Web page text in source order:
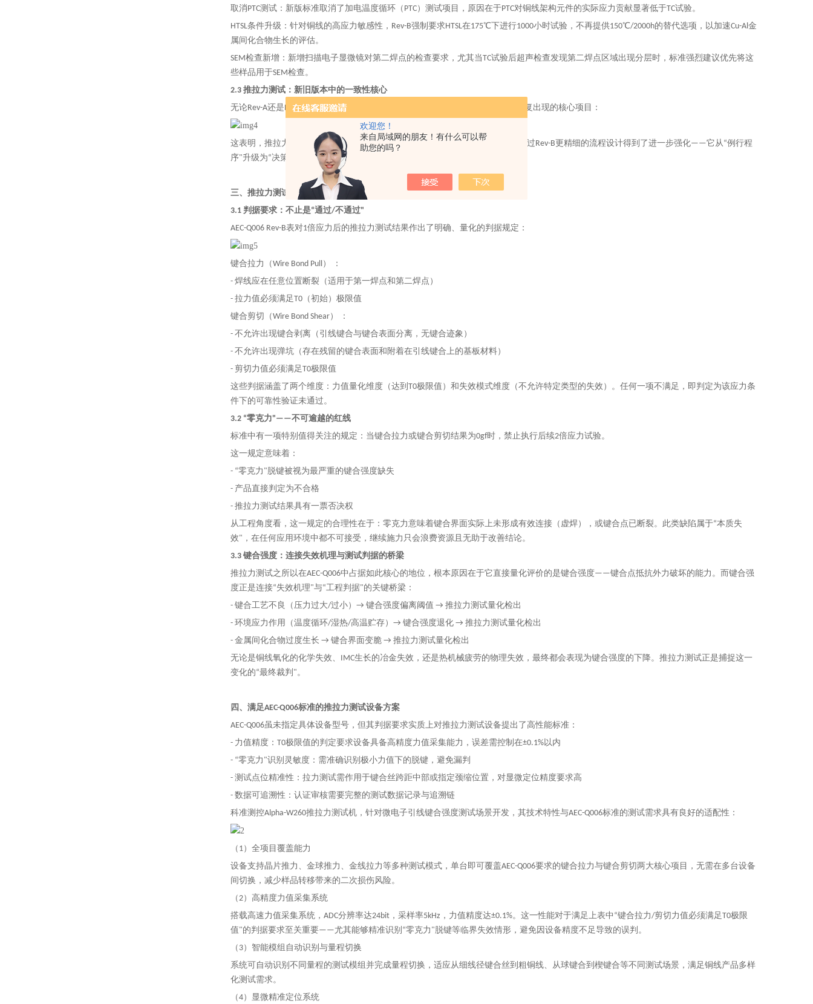
欢迎您！
来自局域网的朋友！有什么可以帮
助您的吗？
取消PTC测试：新版标准取消了加电温度循环（PTC）测试项目，原因在于PTC对铜线架构元件的实际应力贡献显著低于TC试验。
HTSL条件升级：针对铜线的高应力敏感性，Rev-B强制要求HTSL在175℃下进行1000小时试验，不再提供150℃/2000h的替代选项，以加速Cu-Al金
属间化合物生长的评估。
SEM检查新增：新增扫描电子显微镜对第二焊点的检查要求，尤其当TC试验后超声检查发现第二焊点区域出现分层时，标准强烈建议优先将这
些样品用于SEM检查。
2.3 推拉力测试：新旧版本中的一致性核心
无论Rev-A还是Rev-B，无论选择选项一还是选项二，推拉力测试始终是标准中反复出现的核心项目：
这表明，推拉力测试在铜线键合可靠性验证体系中的地位不仅未被削弱，反而通过Rev-B更精细的流程设计得到了进一步强化——它从“例行程
序"升级为“决策依据"。
三、推拉力测试：AEC-Q006的量化判据与“零克力"红线
3.1 判据要求：不止是“通过/不通过"
AEC-Q006 Rev-B表对1倍应力后的推拉力测试结果作出了明确、量化的判据规定：
键合拉力（Wire Bond Pull） ：
- 焊线应在任意位置断裂（适用于第一焊点和第二焊点）
- 拉力值必须满足T0（初始）极限值
键合剪切（Wire Bond Shear） ：
- 不允许出现键合剥离（引线键合与键合表面分离，无键合迹象）
- 不允许出现弹坑（存在残留的键合表面和附着在引线键合上的基板材料）
- 剪切力值必须满足T0极限值
这些判据涵盖了两个维度：力值量化维度（达到T0极限值）和失效模式维度（不允许特定类型的失效）。任何一项不满足，即判定为该应力条
件下的可靠性验证未通过。
3.2 “零克力"——不可逾越的红线
标准中有一项特别值得关注的规定：当键合拉力或键合剪切结果为0gf时，禁止执行后续2倍应力试验。
这一规定意味着：
- “零克力"脱键被视为最严重的键合强度缺失
- 产品直接判定为不合格
- 推拉力测试结果具有一票否决权
从工程角度看，这一规定的合理性在于：零克力意味着键合界面实际上未形成有效连接（虚焊），或键合点已断裂。此类缺陷属于“本质失
效"，在任何应用环境中都不可接受，继续施力只会浪费资源且无助于改善结论。
3.3 键合强度：连接失效机理与测试判据的桥梁
推拉力测试之所以在AEC-Q006中占据如此核心的地位，根本原因在于它直接量化评价的是键合强度——键合点抵抗外力破坏的能力。而键合强
度正是连接“失效机理"与“工程判据"的关键桥梁：
- 键合工艺不良（压力过大/过小）→ 键合强度偏离阈值 → 推拉力测试量化检出
- 环境应力作用（温度循环/湿热/高温贮存）→ 键合强度退化 → 推拉力测试量化检出
- 金属间化合物过度生长 → 键合界面变脆 → 推拉力测试量化检出
无论是铜线氧化的化学失效、IMC生长的冶金失效，还是热机械疲劳的物理失效，最终都会表现为键合强度的下降。推拉力测试正是捕捉这一
变化的“最终裁判"。
四、满足AEC-Q006标准的推拉力测试设备方案
AEC-Q006虽未指定具体设备型号，但其判据要求实质上对推拉力测试设备提出了高性能标准：
- 力值精度：T0极限值的判定要求设备具备高精度力值采集能力，误差需控制在±0.1%以内
- “零克力"识别灵敏度：需准确识别极小力值下的脱键，避免漏判
- 测试点位精准性：拉力测试需作用于键合丝跨距中部或指定颈缩位置，对显微定位精度要求高
- 数据可追溯性：认证审核需要完整的测试数据记录与追溯链
科准测控Alpha-W260推拉力测试机，针对微电子引线键合强度测试场景开发，其技术特性与AEC-Q006标准的测试需求具有良好的适配性：
（1）全项目覆盖能力
设备支持晶片推力、金球推力、金线拉力等多种测试模式，单台即可覆盖AEC-Q006要求的键合拉力与键合剪切两大核心项目，无需在多台设备
间切换，减少样品转移带来的二次损伤风险。
（2）高精度力值采集系统
搭载高速力值采集系统，ADC分辨率达24bit，采样率5kHz，力值精度达±0.1%。这一性能对于满足上表中“键合拉力/剪切力值必须满足T0极限
值"的判据要求至关重要——尤其能够精准识别“零克力"脱键等临界失效情形，避免因设备精度不足导致的误判。
（3）智能模组自动识别与量程切换
系统可自动识别不同量程的测试模组并完成量程切换，适应从细线径键合丝到粗铜线、从球键合到楔键合等不同测试场景，满足铜线产品多样
化测试需求。
（4）显微精准定位系统